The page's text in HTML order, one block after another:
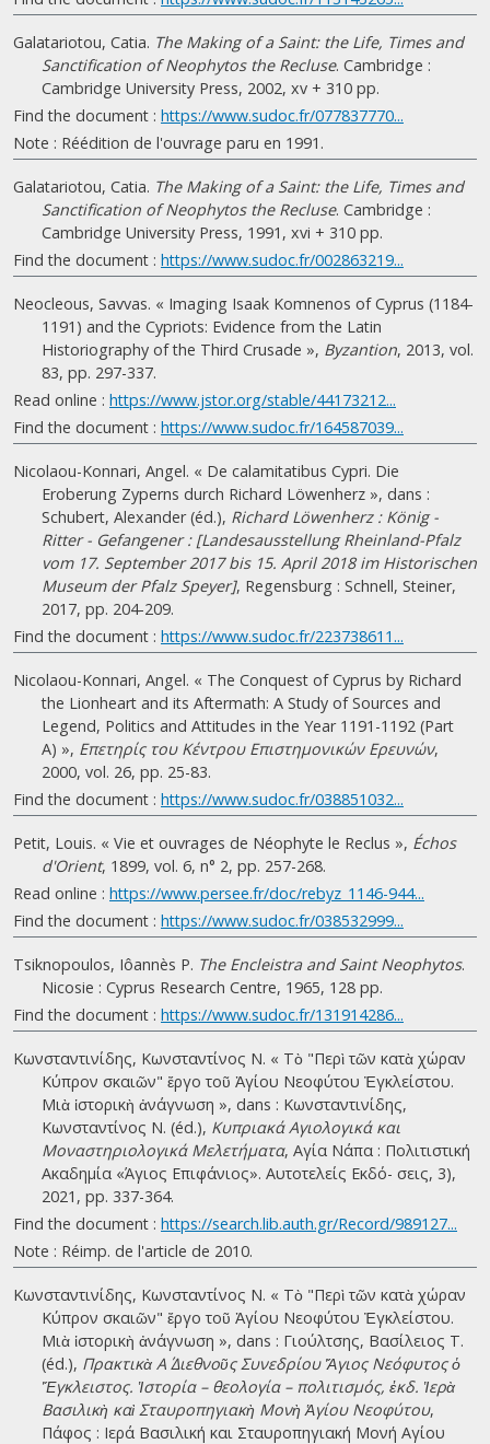
Galatariotou, Catia. The Making of a Saint: the Life, Times and
Sanctification of Neophytos the Recluse. Cambridge :
Cambridge University Press, 2002, xv + 310 pp.
Find the document : https://www.sudoc.fr/077837770...
Note : Réédition de l'ouvrage paru en 1991.
Galatariotou, Catia. The Making of a Saint: the Life, Times and
Sanctification of Neophytos the Recluse. Cambridge :
Cambridge University Press, 1991, xvi + 310 pp.
Find the document : https://www.sudoc.fr/002863219...
Neocleous, Savvas. « Imaging Isaak Komnenos of Cyprus (1184-
1191) and the Cypriots: Evidence from the Latin
Historiography of the Third Crusade », Byzantion, 2013, vol.
83, pp. 297-337.
Read online : https://www.jstor.org/stable/44173212...
Find the document : https://www.sudoc.fr/164587039...
Nicolaou-Konnari, Angel. « De calamitatibus Cypri. Die
Eroberung Zyperns durch Richard Löwenherz », dans :
Schubert, Alexander (éd.), Richard Löwenherz : König -
Ritter - Gefangener : [Landesausstellung Rheinland-Pfalz
vom 17. September 2017 bis 15. April 2018 im Historischen
Museum der Pfalz Speyer], Regensburg : Schnell, Steiner,
2017, pp. 204-209.
Find the document : https://www.sudoc.fr/223738611...
Nicolaou-Konnari, Angel. « The Conquest of Cyprus by Richard
the Lionheart and its Aftermath: A Study of Sources and
Legend, Politics and Attitudes in the Year 1191-1192 (Part
A) », Επετηρίς του Κέντρου Επιστημονικών Ερευνών,
2000, vol. 26, pp. 25-83.
Find the document : https://www.sudoc.fr/038851032...
Petit, Louis. « Vie et ouvrages de Néophyte le Reclus », Échos
d'Orient, 1899, vol. 6, n° 2, pp. 257-268.
Read online : https://www.persee.fr/doc/rebyz_1146-944...
Find the document : https://www.sudoc.fr/038532999...
Tsiknopoulos, Iôannès P. The Encleistra and Saint Neophytos.
Nicosie : Cyprus Research Centre, 1965, 128 pp.
Find the document : https://www.sudoc.fr/131914286...
Κωνσταντινίδης, Κωνσταντίνος Ν. « Τὸ "Περὶ τῶν κατὰ χώραν
Κύπρον σκαιῶν" ἔργο τοῦ Ἁγίου Νεοφύτου Ἐγκλείστου.
Μιὰ ἱστορικὴ ἀνάγνωση », dans : Κωνσταντινίδης,
Κωνσταντίνος Ν. (éd.), Κυπριακά Αγιολογικά και
Μοναστηριολογικά Μελετήματα, Αγία Νάπα : Πολιτιστική
Ακαδημία «Άγιος Επιφάνιος». Αυτοτελείς Εκδό- σεις, 3),
2021, pp. 337-364.
Find the document : https://search.lib.auth.gr/Record/989127...
Note : Réimp. de l'article de 2010.
Κωνσταντινίδης, Κωνσταντίνος Ν. « Τὸ "Περὶ τῶν κατὰ χώραν
Κύπρον σκαιῶν" ἔργο τοῦ Ἁγίου Νεοφύτου Ἐγκλείστου.
Μιὰ ἱστορικὴ ἀνάγνωση », dans : Γιούλτσης, Βασίλειος Τ.
(éd.), Πρακτικὰ Α΄ Διεθνοῦς Συνεδρίου Ἅγιος Νεόφυτος ὁ
Ἔγκλειστος. Ἱστορία – θεολογία – πολιτισμός, ἐκδ. Ἱερὰ
Βασιλικὴ καὶ Σταυροπηγιακὴ Μονὴ Ἁγίου Νεοφύτου,
Πάφος : Ιερά Βασιλική και Σταυροπηγιακή Μονή Αγίου